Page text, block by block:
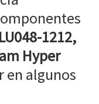
1212,
Hyper
en algunos